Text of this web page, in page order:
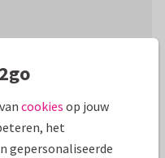
cookies op jouw
het
gepersonaliseerde